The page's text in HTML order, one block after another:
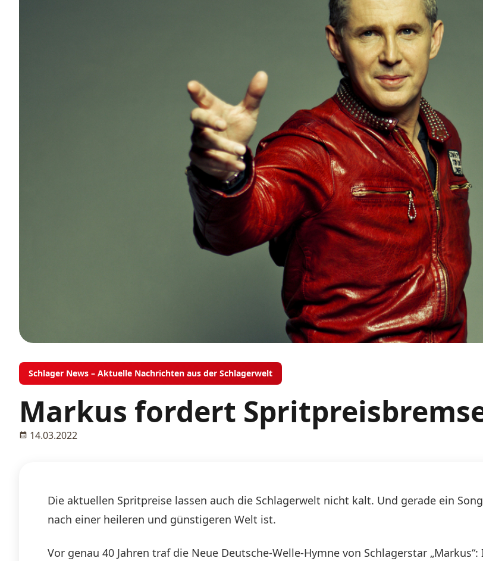
Schlager News – Aktuelle Nachrichten aus der Schlagerwelt
Markus fordert
14.03.2022
Die aktuellen Spritpreise lassen auch die Schlagerwelt nicht kalt. Und gerade ein
nach einer heileren und günstigeren Welt ist.
Vor genau 40 Jahren traf die Neue Deutsche-Welle-Hymne von Schlagerstar